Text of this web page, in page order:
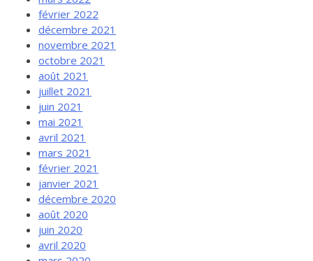
février 2022
décembre 2021
novembre 2021
octobre 2021
août 2021
juillet 2021
juin 2021
mai 2021
avril 2021
mars 2021
février 2021
janvier 2021
décembre 2020
août 2020
juin 2020
avril 2020